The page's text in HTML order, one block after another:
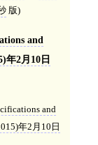
版)
and
年2月10日
and
年2月10日